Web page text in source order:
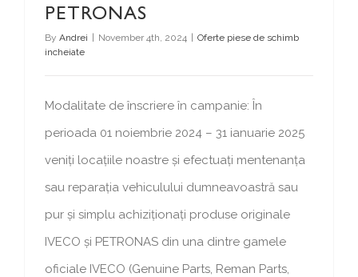
PETRONAS
By Andrei November 4th, 2024
Oferte piese de schimb
incheiate
Modalitate de înscriere în campanie: În
perioada 01 noiembrie 2024 – 31 ianuarie 2025
veniți locațiile noastre și efectuați mentenanța
sau reparația vehiculului dumneavoastră sau
pur și simplu achiziționați produse originale
IVECO și PETRONAS din una dintre gamele
oficiale IVECO (Genuine Parts, Reman Parts,